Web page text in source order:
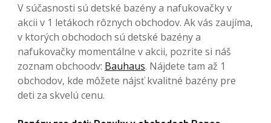
V súčasnosti sú detské bazény a nafukovačky v
akcii v 1 letákoch rôznych obchodov. Ak vás zaujíma,
v ktorých obchodoch sú detské bazény a
nafukovačky momentálne v akcii, pozrite si náš
zoznam obchoodv: Bauhaus. Nájdete tam až 1
obchodov, kde môžete nájsť kvalitné bazény pre
deti za skvelú cenu.